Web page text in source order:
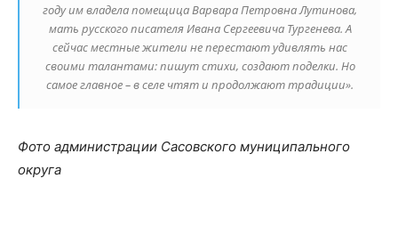
году им владела помещица Варвара Петровна Лутинова,
мать русского писателя Ивана Сергеевича Тургенева. А
сейчас местные жители не перестают удивлять нас
своими талантами: пишут стихи, создают поделки. Но
самое главное – в селе чтят и продолжают традиции».
Фото администрации Сасовского муниципального
округа